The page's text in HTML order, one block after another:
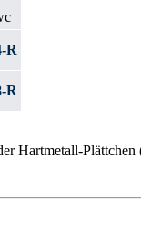
R
R
Hartmetall-